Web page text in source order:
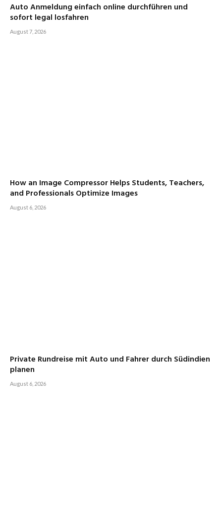
Auto Anmeldung einfach online durchführen und
sofort legal losfahren
August 7, 2026
How an Image Compressor Helps Students, Teachers,
and Professionals Optimize Images
August 6, 2026
Private Rundreise mit Auto und Fahrer durch Südindien
planen
August 6, 2026